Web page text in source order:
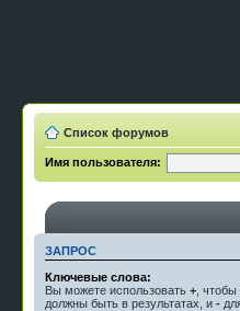
Список форумов
Имя пользователя:
ЗАПРОС
Ключевые слова:
Вы можете использовать + ,
должны быть в результатах, и -